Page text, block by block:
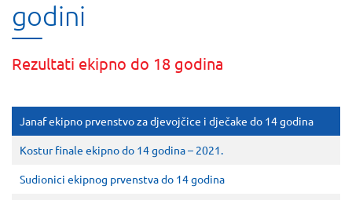
godini
Rezultati ekipno do 18 godina
Janaf ekipno prvenstvo za djevojčice i dječake do 14 godina
Kostur finale ekipno do 14 godina – 2021.
Sudionici ekipnog prvenstva do 14 godina